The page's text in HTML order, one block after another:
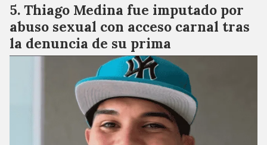
Thiago Medina fue imputado por
abuso sexual con acceso carnal tras
la denuncia de su prima